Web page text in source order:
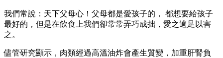
我們常說：天下父母心！父母都是愛孩子的， 都想要給孩子
最好的，但是在飲食上我們卻常常弄巧成拙，愛之適足以害
之。
儘管研究顯示，肉類經過高溫油炸會產生質變，加重肝腎負